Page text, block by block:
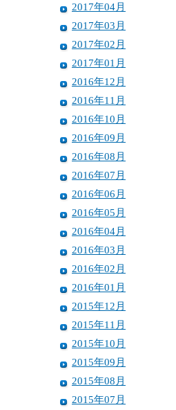
2017年04月
2017年03月
2017年02月
2017年01月
2016年12月
2016年11月
2016年10月
2016年09月
2016年08月
2016年07月
2016年06月
2016年05月
2016年04月
2016年03月
2016年02月
2016年01月
2015年12月
2015年11月
2015年10月
2015年09月
2015年08月
2015年07月